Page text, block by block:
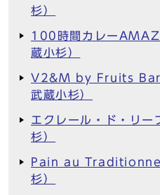
杉）
100時間カレー
蔵小杉）
V2&M by Fruits Bar
武蔵小杉）
エクレール・ド・リー
杉）
Pain au Traditionnel
杉）